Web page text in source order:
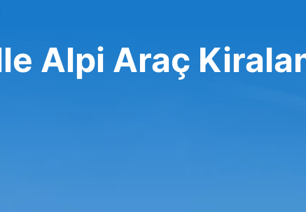
Alpi Araç